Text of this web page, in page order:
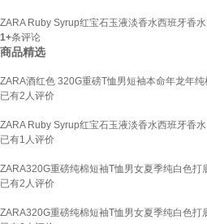
ZARA Ruby Syrup红宝石玉液淡香水西班牙香
1+条评论
商品精选
ZARA酒红色 320G重磅T恤男短袖本命年龙年
已有2 人评价
ZARA Ruby Syrup红宝石玉液淡香水西班牙香
已有1 人评价
ZARA320G重磅纯棉短袖T恤男女夏季纯白色
已有2 人评价
ZARA320G重磅纯棉短袖T恤男女夏季纯白色